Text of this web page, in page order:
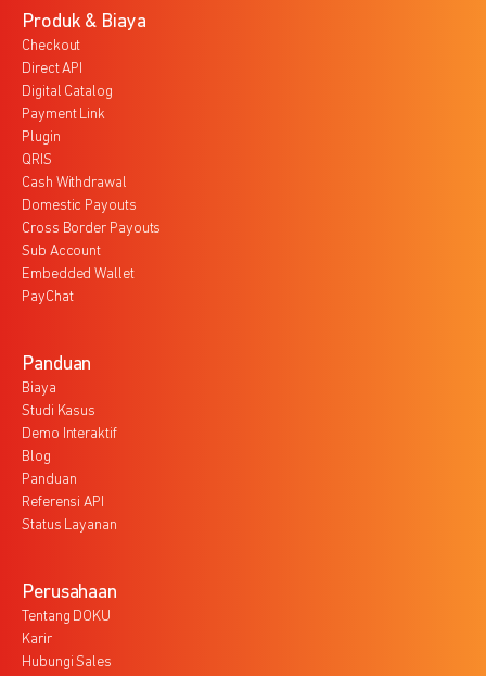
Produk & Biaya
Checkout
Direct API
Digital Catalog
Payment Link
Plugin
QRIS
Cash Withdrawal
Domestic Payouts
Cross Border Payouts
Sub Account
Embedded Wallet
PayChat
Panduan
Biaya
Studi Kasus
Demo Interaktif
Blog
Panduan
Referensi API
Status Layanan
Perusahaan
Tentang DOKU
Karir
Hubungi Sales